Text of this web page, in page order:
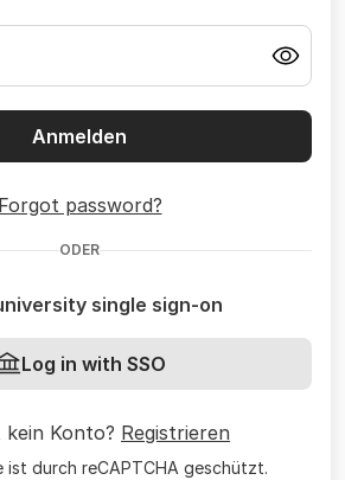
Anmelden
Forgot password?
ODER
single sign-on
Log in with SSO
kein Konto? Registrieren
ist durch reCAPTCHA geschützt.